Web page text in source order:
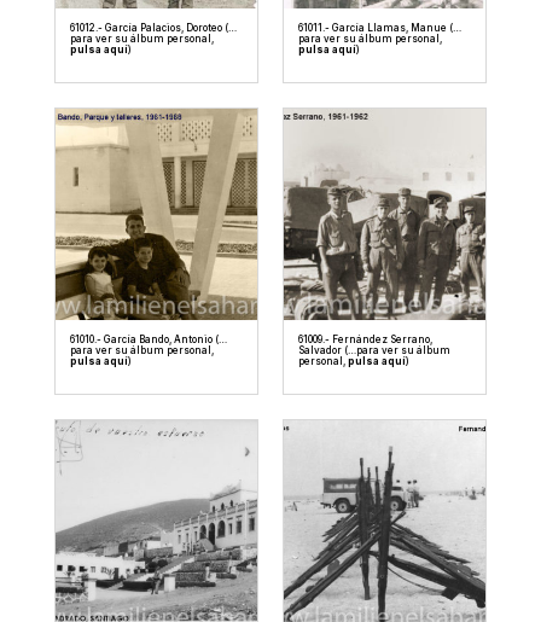
61012.- García Palacios, Doroteo (…
para ver su álbum personal,
pulsa aquí)
61011.- García Llamas, Manue (…
para ver su álbum personal,
pulsa aquí)
61010.- García Bando, Antonio (…
para ver su álbum personal,
pulsa aquí)
61009.- Fernández Serrano,
Salvador (…para ver su álbum
personal, pulsa aquí)